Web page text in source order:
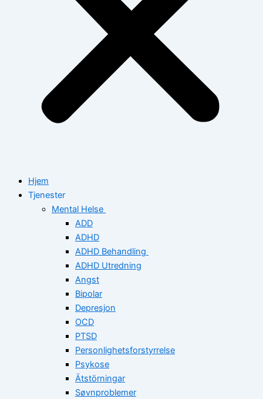
Hjem
Tjenester
Mental Helse
ADD
ADHD
ADHD Behandling
ADHD Utredning
Angst
Bipolar
Depresjon
OCD
PTSD
Personlighetsforstyrrelse
Psykose
Ätstörningar
Søvnproblemer